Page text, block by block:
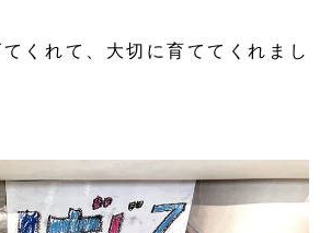
くれて、大切に育ててくれまし